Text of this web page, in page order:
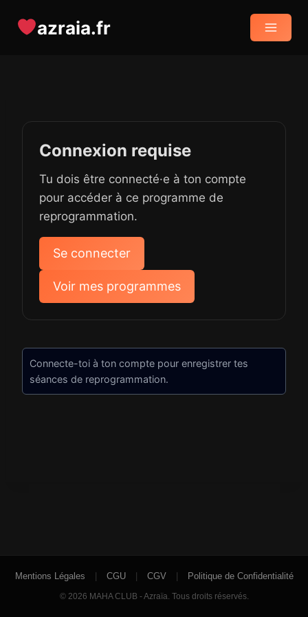
azraia.fr
Connexion requise
Tu dois être connecté·e à ton compte
pour accéder à ce programme de
reprogrammation.
Se connecter
Voir mes programmes
Connecte-toi à ton compte pour enregistrer tes
séances de reprogrammation.
Mentions Légales CGU CGV Politique de Confidentialité
© 2026 MAHA CLUB - Azraïa. Tous droits réservés.